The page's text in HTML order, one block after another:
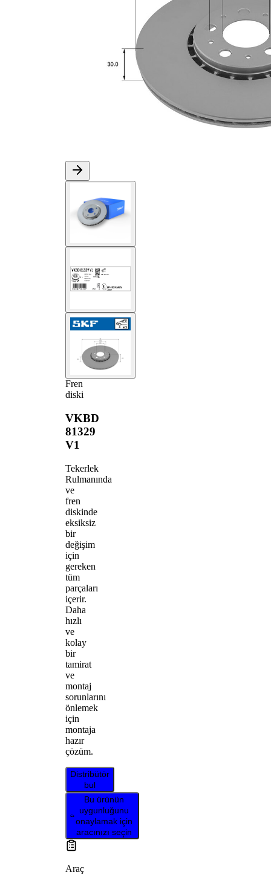
Fren
diski
VKBD
81329
V1
Tekerlek
Rulmanında
ve
fren
diskinde
eksiksiz
bir
değişim
için
gereken
tüm
parçaları
içerir.
Daha
hızlı
ve
kolay
bir
tamirat
ve
montaj
sorunlarını
önlemek
için
montaja
hazır
çözüm.
Distribütör
bul
Bu ürünün
uygunluğunu
onaylamak için
aracınızı seçin
Araç